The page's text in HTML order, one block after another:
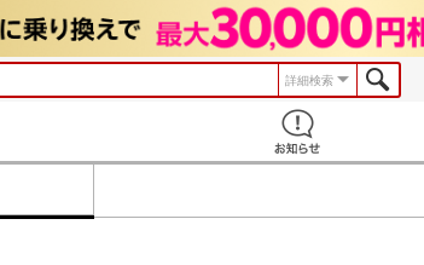
詳細検索